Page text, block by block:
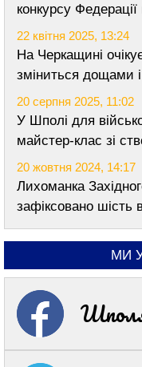
конкурсу
22 квітня 2025, 13:24
На Черкащині
зміниться дощами
20 серпня 2025, 11:02
У Шполі для
майстер-клас зі
20 жовтня 2024, 14:17
Лихоманка
зафіксовано шість
МИ